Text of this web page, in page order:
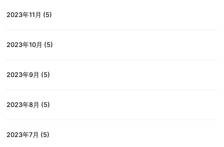
2023年11月 (5)
2023年10月 (5)
2023年9月 (5)
2023年8月 (5)
2023年7月 (5)